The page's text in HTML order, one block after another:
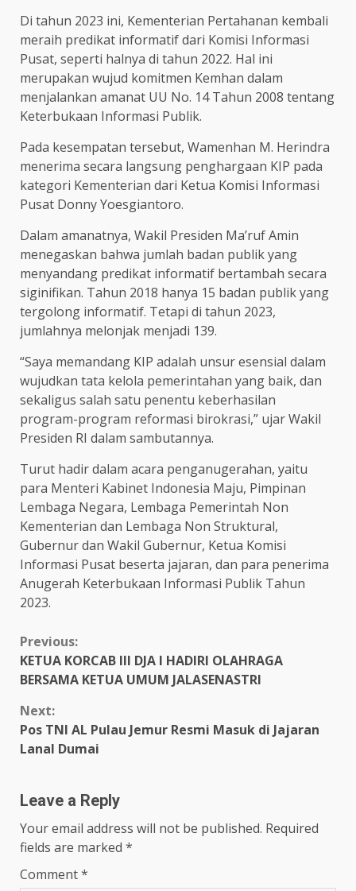
Di tahun 2023 ini, Kementerian Pertahanan kembali
meraih predikat informatif dari Komisi Informasi
Pusat, seperti halnya di tahun 2022. Hal ini
merupakan wujud komitmen Kemhan dalam
menjalankan amanat UU No. 14 Tahun 2008 tentang
Keterbukaan Informasi Publik.
Pada kesempatan tersebut, Wamenhan M. Herindra
menerima secara langsung penghargaan KIP pada
kategori Kementerian dari Ketua Komisi Informasi
Pusat Donny Yoesgiantoro.
Dalam amanatnya, Wakil Presiden Ma’ruf Amin
menegaskan bahwa jumlah badan publik yang
menyandang predikat informatif bertambah secara
siginifikan. Tahun 2018 hanya 15 badan publik yang
tergolong informatif. Tetapi di tahun 2023,
jumlahnya melonjak menjadi 139.
“Saya memandang KIP adalah unsur esensial dalam
wujudkan tata kelola pemerintahan yang baik, dan
sekaligus salah satu penentu keberhasilan
program-program reformasi birokrasi,” ujar Wakil
Presiden RI dalam sambutannya.
Turut hadir dalam acara penganugerahan, yaitu
para Menteri Kabinet Indonesia Maju, Pimpinan
Lembaga Negara, Lembaga Pemerintah Non
Kementerian dan Lembaga Non Struktural,
Gubernur dan Wakil Gubernur, Ketua Komisi
Informasi Pusat beserta jajaran, dan para penerima
Anugerah Keterbukaan Informasi Publik Tahun
2023.
Continue
Reading
Previous:
KETUA KORCAB III DJA I HADIRI OLAHRAGA
BERSAMA KETUA UMUM JALASENASTRI
Next:
Pos TNI AL Pulau Jemur Resmi Masuk di Jajaran
Lanal Dumai
Leave a Reply
Your email address will not be published. Required
fields are marked *
Comment*